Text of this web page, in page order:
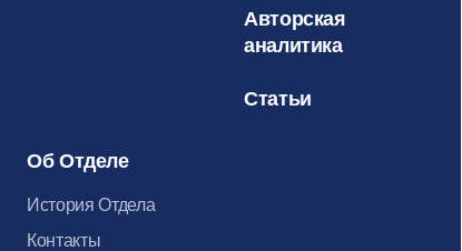
Авторская
аналитика
Статьи
Об Отделе
История Отдела
Контакты